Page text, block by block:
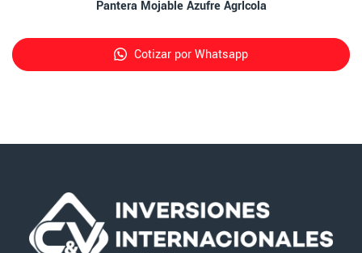
Pantera Mojable Azufre AgrÍcola
Cotizar por Whatsapp